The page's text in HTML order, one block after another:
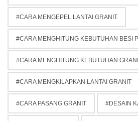
CARA MENGEPEL LANTAI GRANIT
CARA MENGHITUNG KEBUTUHAN BESI
CARA MENGHITUNG KEBUTUHAN
CARA MENGKILAPKAN LANTAI GRANIT
CARA PASANG GRANIT DESAIN